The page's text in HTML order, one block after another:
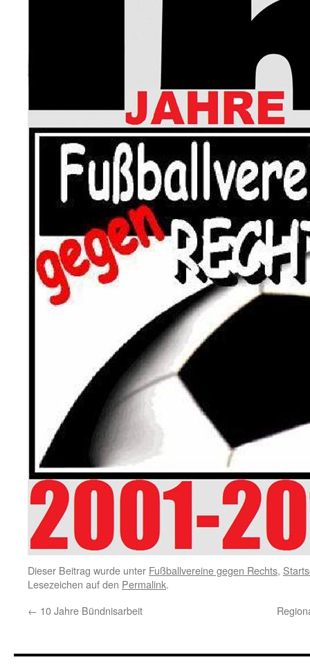
Dieser Beitrag wurde unter Fußballvereine gegen Rechts,
Lesezeichen auf den Permalink.
← 10 Jahre Bündnisarbeit